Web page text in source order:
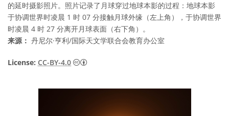
的延时摄影照片。照片记录了月球穿过地球本影的过程：地球本影
于协调世界时凌晨 1 时 07 分接触月球外缘（左上角），于协调世界
时凌晨 4 时 27 分离开月球表面（右下角）。
来源： 丹尼尔·亨利/国际天文学联合会教育办公室
License: CC-BY-4.0 知识共享许可协议 署名 4.0 国际 (CC BY